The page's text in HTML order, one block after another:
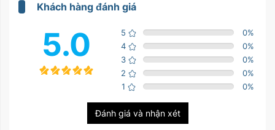
Khách hàng đánh giá
5.0 5 0%
4
0%
3
0%
2
0%
1
0%
Đánh giá và nhận xét